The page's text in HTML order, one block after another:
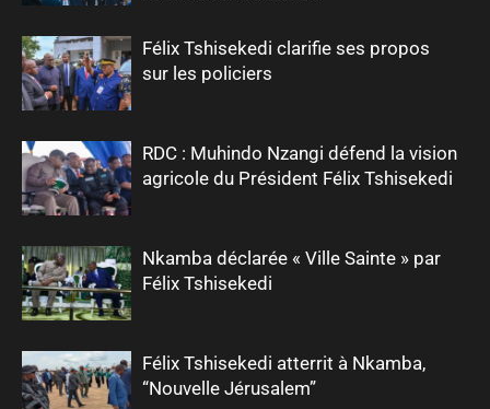
Félix Tshisekedi clarifie ses propos
sur les policiers
RDC : Muhindo Nzangi défend la vision
agricole du Président Félix Tshisekedi
Nkamba déclarée « Ville Sainte » par
Félix Tshisekedi
Félix Tshisekedi atterrit à Nkamba,
“Nouvelle Jérusalem”